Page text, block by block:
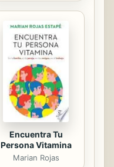
Encuentra Tu
Persona Vitamina
Marian Rojas